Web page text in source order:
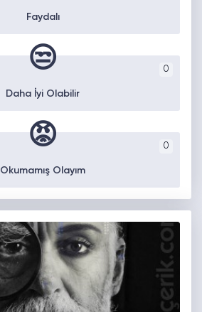
Faydalı
0
😒
Daha İyi Olabilir
0
😡
Okumamış Olayım